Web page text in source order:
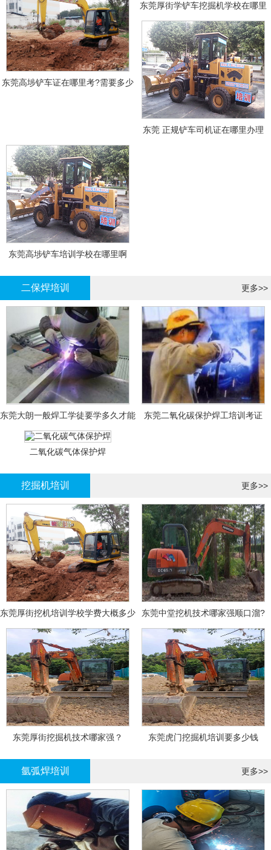
东莞高埗铲车证在哪里考?需要多少
东莞厚街学铲车挖掘机学校在哪里
东莞 正规铲车司机证在哪里办理
东莞高埗铲车培训学校在哪里啊
二保焊培训 更多>>
东莞大朗一般焊工学徒要学多久才能
拿证？
东莞二氧化碳保护焊工培训考证
二氧化碳气体保护焊
挖掘机培训 更多>>
东莞厚街挖机培训学校学费大概多少 东莞中堂挖机技术哪家强顺口溜?
东莞厚街挖掘机技术哪家强？ 东莞虎门挖掘机培训要多少钱
氩弧焊培训 更多>>